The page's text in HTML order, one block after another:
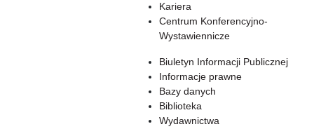
Kariera
Centrum Konferencyjno-
Wystawiennicze
Biuletyn Informacji Publicznej
Informacje prawne
Bazy danych
Biblioteka
Wydawnictwa